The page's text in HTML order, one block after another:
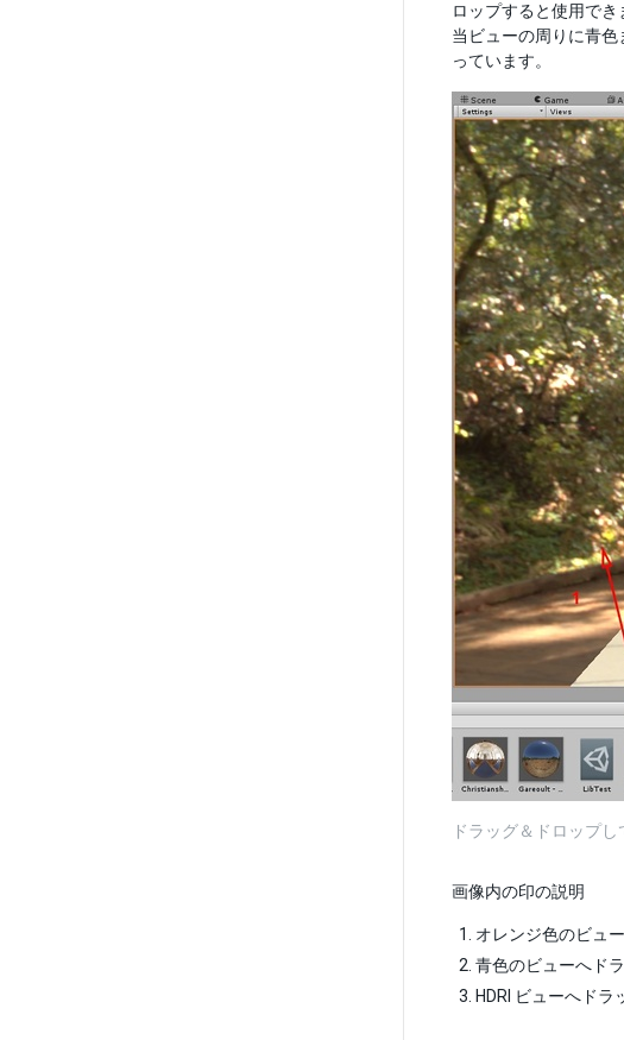
ロップすると使用でき
当ビューの周りに青
っています。
ドラッグ＆ドロップ
画像内の印の説明
オレンジ色のビュ
青色のビューへド
HDRI ビューへド